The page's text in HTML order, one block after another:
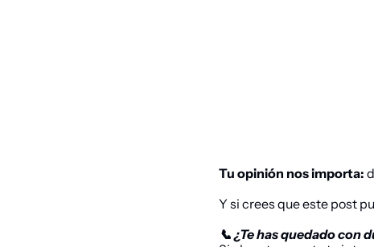
Tu opinión nos importa:
Y si crees que este post
📞 ¿Te has quedado con